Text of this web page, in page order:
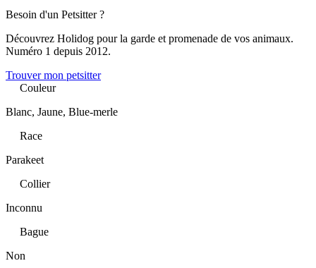
Besoin d'un Petsitter ?
Découvrez Holidog pour la garde et promenade de vos animaux.
Numéro 1 depuis 2012.
Trouver mon petsitter
Couleur
Blanc, Jaune, Blue-merle
Race
Parakeet
Collier
Inconnu
Bague
Non